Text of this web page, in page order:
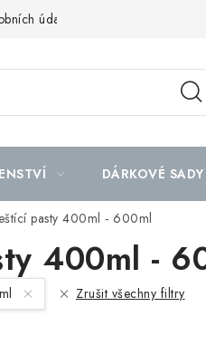
údajů
DÁRKOVÉ
pasty 400ml - 600ml
400ml -
Zrušit všechny filtry